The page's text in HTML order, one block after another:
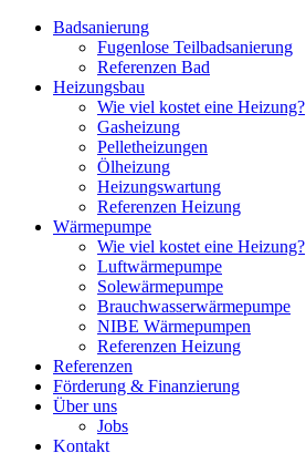
Badsanierung
Fugenlose Teilbadsanierung
Referenzen Bad
Heizungsbau
Wie viel kostet eine Heizung?
Gasheizung
Pelletheizungen
Ölheizung
Heizungswartung
Referenzen Heizung
Wärmepumpe
Wie viel kostet eine Heizung?
Luftwärmepumpe
Solewärmepumpe
Brauchwasserwärmepumpe
NIBE Wärmepumpen
Referenzen Heizung
Referenzen
Förderung & Finanzierung
Über uns
Jobs
Kontakt